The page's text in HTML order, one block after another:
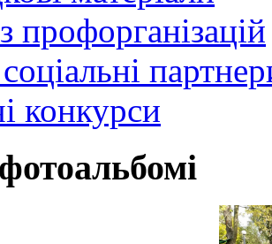
профорганізацій
конкурси